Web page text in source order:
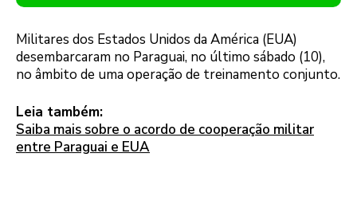
Militares dos Estados Unidos da América (EUA)
desembarcaram no Paraguai, no último sábado (10),
no âmbito de uma operação de treinamento conjunto.
Leia também:
Saiba mais sobre o acordo de cooperação militar
entre Paraguai e EUA